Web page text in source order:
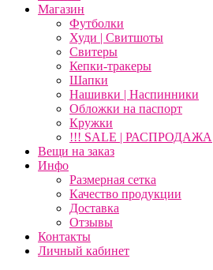
Магазин
Футболки
Худи | Свитшоты
Свитеры
Кепки-тракеры
Шапки
Нашивки | Наспинники
Обложки на паспорт
Кружки
!!! SALE | РАСПРОДАЖА
Вещи на заказ
Инфо
Размерная сетка
Качество продукции
Доставка
Отзывы
Контакты
Личный кабинет